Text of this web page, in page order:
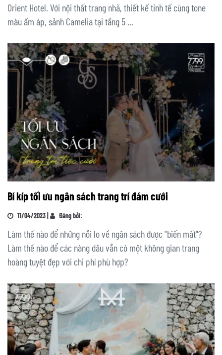
Orient Hotel. Với nội thất trang nhã, thiết kế tinh tế cùng tone
màu ấm áp, sảnh Camelia tại tầng 5 ...
Bí kíp tối ưu ngân sách trang trí đám cưới
11/04/2023 | Đăng bởi:
Làm thế nào để những nỗi lo về ngân sách được "biến mất"?
Làm thế nào để các nàng dâu vẫn có một không gian trang
hoàng tuyệt đẹp với chi phí phù hợp?